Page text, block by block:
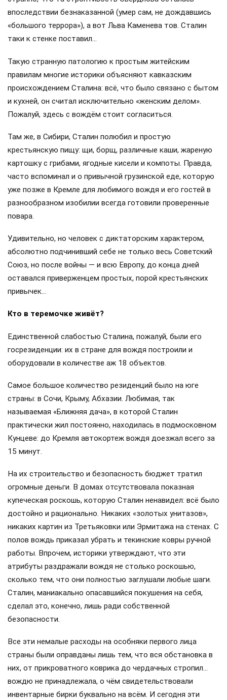
впоследствии безнаказанной (умер сам, не дождавшись
«большого террора»), а вот Льва Каменева тов. Сталин
таки к стенке поставил…
Такую странную патологию к простым житейским
правилам многие историки объясняют кавказским
происхождением Сталина: всё, что было связано с бытом
и кухней, он считал исключительно «женским делом».
Пожалуй, здесь с вождём стоит согласиться.
Там же, в Сибири, Сталин полюбил и простую
крестьянскую пищу: щи, борщ, различные каши, жареную
картошку с грибами, ягодные кисели и компоты. Правда,
часто вспоминал и о привычной грузинской еде, которую
уже позже в Кремле для любимого вождя и его гостей в
разнообразном изобилии всегда готовили проверенные
повара.
Удивительно, но человек с диктаторским характером,
абсолютно подчинивший себе не только весь Советский
Союз, но после войны — и всю Европу, до конца дней
оставался приверженцем простых, порой крестьянских
привычек…
Кто в теремочке живёт?
Единственной слабостью Сталина, пожалуй, были его
госрезиденции: их в стране для вождя построили и
оборудовали в количестве аж 18 объектов.
Самое большое количество резиденций было на юге
страны: в Сочи, Крыму, Абхазии. Любимая, так
называемая «Ближняя дача», в которой Сталин
практически жил постоянно, находилась в подмосковном
Кунцеве: до Кремля автокортеж вождя доезжал всего за
15 минут.
На их строительство и безопасность бюджет тратил
огромные деньги. В домах отсутствовала показная
купеческая роскошь, которую Сталин ненавидел: всё было
достойно и рационально. Никаких «золотых унитазов»,
никаких картин из Третьяковки или Эрмитажа на стенах. С
полов вождь приказал убрать и текинские ковры ручной
работы. Впрочем, историки утверждают, что эти
атрибуты раздражали вождя не столько роскошью,
сколько тем, что они полностью заглушали любые шаги.
Сталин, маниакально опасавшийся покушения на себя,
сделал это, конечно, лишь ради собственной
безопасности.
Все эти немалые расходы на особняки первого лица
страны были оправданы лишь тем, что вся обстановка в
них, от прикроватного коврика до чердачных стропил…
вождю не принадлежала, о чём свидетельствовали
инвентарные бирки буквально на всём. И сегодня эти